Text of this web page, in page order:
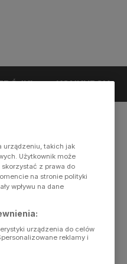
KONKURSY
urządzeniu, takich jak
Użytkownik może
z prawa do
na stronie polityki
wpływu na dane
urządzenia do celów
reklamy i